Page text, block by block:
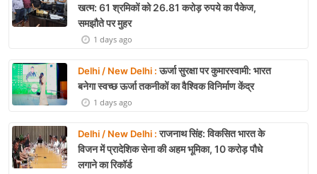
खत्म: 61 श्रमिकों को 26.81 करोड़ रुपये का पैकेज,
समझौते पर मुहर
1 days ago
Delhi / New Delhi :ऊर्जा सुरक्षा पर कुमारस्वामी: भारत
बनेगा स्वच्छ ऊर्जा तकनीकों का वैश्विक विनिर्माण केंद्र
1 days ago
Delhi / New Delhi :राजनाथ सिंह: विकसित भारत के
विजन में प्रादेशिक सेना की अहम भूमिका, 10 करोड़ पौधे
लगाने का रिकॉर्ड